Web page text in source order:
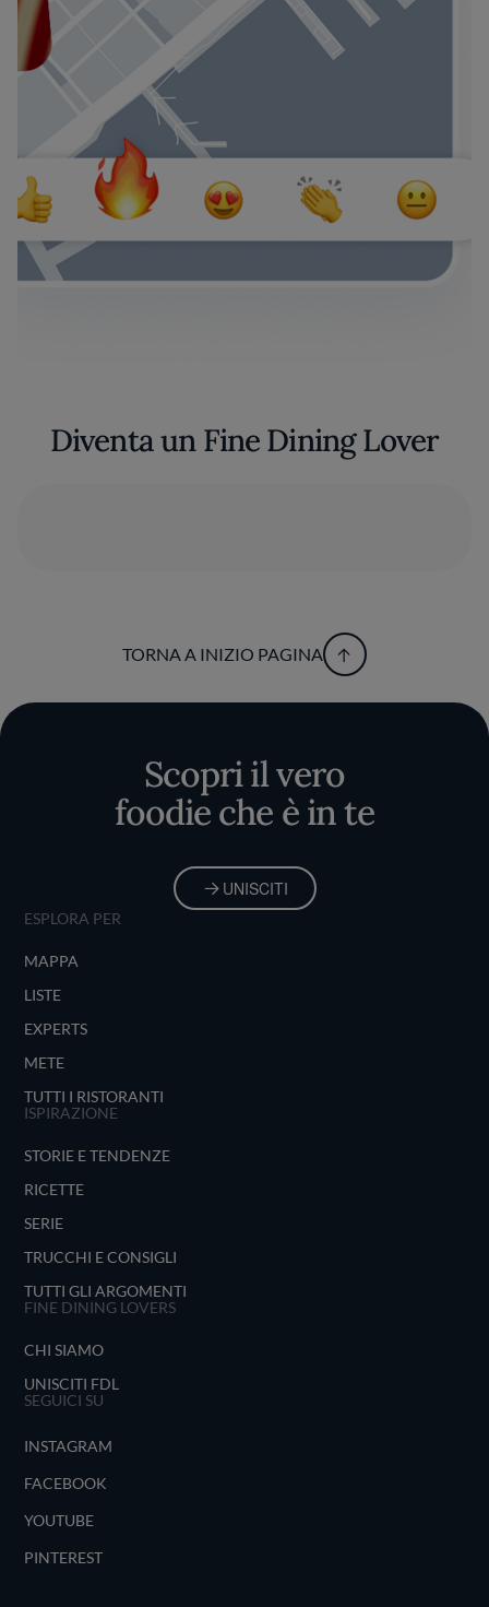
Diventa un Fine Dining Lover
TORNA A INIZIO PAGINA
Scopri il vero
foodie che è in te
UNISCITI
ESPLORA PER
MAPPA
LISTE
EXPERTS
METE
TUTTI I RISTORANTI
ISPIRAZIONE
STORIE E TENDENZE
RICETTE
SERIE
TRUCCHI E CONSIGLI
TUTTI GLI ARGOMENTI
FINE DINING LOVERS
CHI SIAMO
UNISCITI FDL
SEGUICI SU
INSTAGRAM
FACEBOOK
YOUTUBE
PINTEREST